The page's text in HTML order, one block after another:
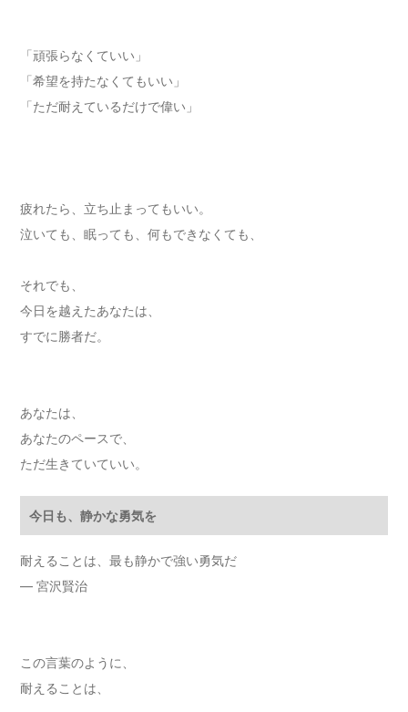
「頑張らなくていい」
「希望を持たなくてもいい」
「ただ耐えているだけで偉い」
疲れたら、立ち止まってもいい。
泣いても、眠っても、何もできなくても、
それでも、
今日を越えたあなたは、
すでに勝者だ。
あなたは、
あなたのペースで、
ただ生きていていい。
今日も、静かな勇気を
耐えることは、最も静かで強い勇気だ
― 宮沢賢治
この言葉のように、
耐えることは、